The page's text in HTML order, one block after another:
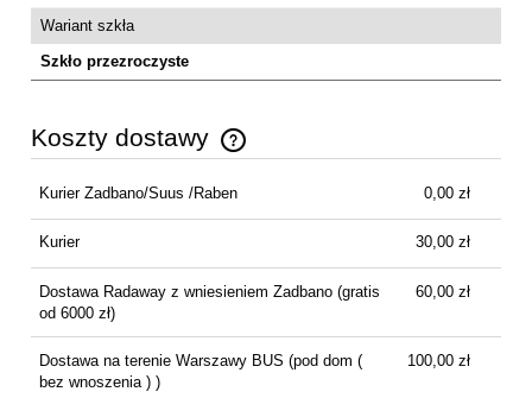
Wariant szkła
Szkło przezroczyste
Koszty dostawy
Cena nie zawiera ewentualnych kosztów płatności
Kurier Zadbano/Suus /Raben 0,00 zł
Kurier 30,00 zł
Dostawa Radaway z wniesieniem Zadbano(gratis
od 6000 zł)
60,00 zł
Dostawa na terenie Warszawy BUS (pod dom (
bez wnoszenia ) )
100,00 zł